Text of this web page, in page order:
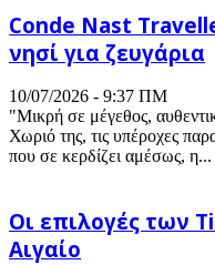
Conde Nast
νησί για ζευγάρια
10/07/2026 - 9:37 ΠΜ
"Μικρή σε μέγεθος,
Χωριό της, τις υπέροχες
που σε κερδίζει αμέσως, η...
Οι επιλογές των
Αιγαίο